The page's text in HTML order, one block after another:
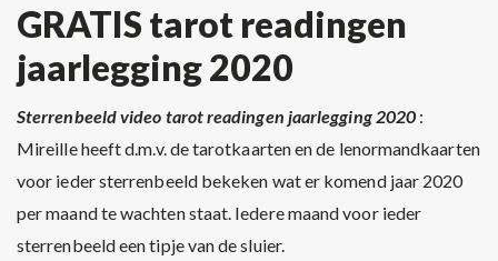
GRATIS tarot readingen
jaarlegging 2020
Sterrenbeeld video tarot readingen jaarlegging 2020 :
Mireille heeft d.m.v. de tarotkaarten en de lenormandkaarten
voor ieder sterrenbeeld bekeken wat er komend jaar 2020
per maand te wachten staat. Iedere maand voor ieder
sterrenbeeld een tipje van de sluier.